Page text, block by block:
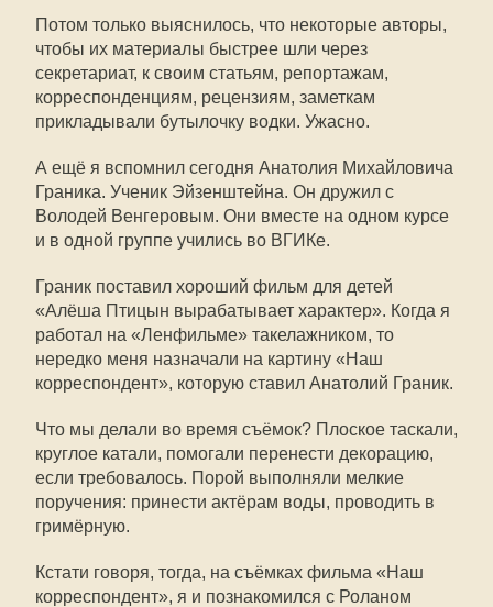
Потом только выяснилось, что некоторые авторы,
чтобы их материалы быстрее шли через
секретариат, к своим статьям, репортажам,
корреспонденциям, рецензиям, заметкам
прикладывали бутылочку водки. Ужасно.
А ещё я вспомнил сегодня Анатолия Михайловича
Граника. Ученик Эйзенштейна. Он дружил с
Володей Венгеровым. Они вместе на одном курсе
и в одной группе учились во ВГИКе.
Граник поставил хороший фильм для детей
«Алёша Птицын вырабатывает характер». Когда я
работал на «Ленфильме» такелажником, то
нередко меня назначали на картину «Наш
корреспондент», которую ставил Анатолий Граник.
Что мы делали во время съёмок? Плоское таскали,
круглое катали, помогали перенести декорацию,
если требовалось. Порой выполняли мелкие
поручения: принести актёрам воды, проводить в
гримёрную.
Кстати говоря, тогда, на съёмках фильма «Наш
корреспондент», я и познакомился с Роланом